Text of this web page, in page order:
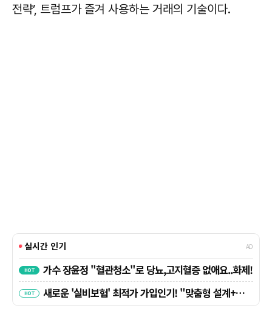
전략’, 트럼프가 즐겨 사용하는 거래의 기술이다.